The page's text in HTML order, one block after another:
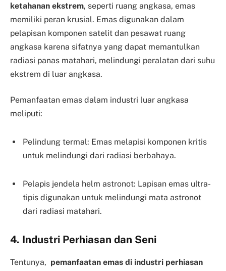
ketahanan ekstrem, seperti ruang angkasa, emas
memiliki peran krusial. Emas digunakan dalam
pelapisan komponen satelit dan pesawat ruang
angkasa karena sifatnya yang dapat memantulkan
radiasi panas matahari, melindungi peralatan dari suhu
ekstrem di luar angkasa.
Pemanfaatan emas dalam industri luar angkasa
meliputi:
Pelindung termal: Emas melapisi komponen kritis
untuk melindungi dari radiasi berbahaya.
Pelapis jendela helm astronot: Lapisan emas ultra-
tipis digunakan untuk melindungi mata astronot
dari radiasi matahari.
4. Industri Perhiasan dan Seni
Tentunya, pemanfaatan emas di industri perhiasan